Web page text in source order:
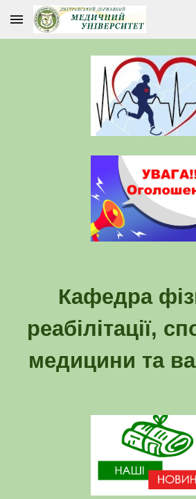
Skip to main content
Кафедра
реабілітації,
медицини та